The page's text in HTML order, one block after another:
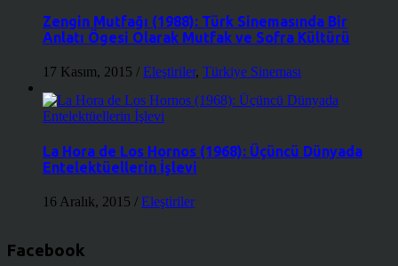
Zengin Mutfağı (1988): Türk Sinemasında Bir
Anlatı Ögesi Olarak Mutfak ve Sofra Kültürü
17 Kasım, 2015 / Eleştiriler, Türkiye Sineması
La Hora de Los Hornos (1968): Üçüncü Dünyada
Entelektüellerin İşlevi
16 Aralık, 2015 / Eleştiriler
Facebook